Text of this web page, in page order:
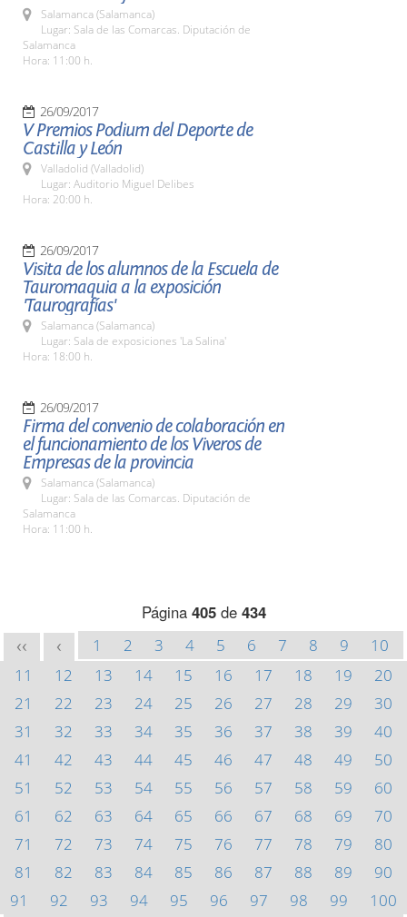
Salamanca (Salamanca)
Lugar: Sala de las Comarcas. Diputación de
Salamanca
Hora: 11:00 h.
26/09/2017
V Premios Podium del Deporte de
Castilla y León
Valladolid (Valladolid)
Lugar: Auditorio Miguel Delibes
Hora: 20:00 h.
26/09/2017
Visita de los alumnos de la Escuela de
Tauromaquia a la exposición
'Taurografías'
Salamanca (Salamanca)
Lugar: Sala de exposiciones 'La Salina'
Hora: 18:00 h.
26/09/2017
Firma del convenio de colaboración en
el funcionamiento de los Viveros de
Empresas de la provincia
Salamanca (Salamanca)
Lugar: Sala de las Comarcas. Diputación de
Salamanca
Hora: 11:00 h.
Página 405de 434
<< < 1 2 3 4 5 6 7 8 9
10
11
12 13 14 15 16 17 18 19
20
21
22 23 24 25 26 27 28 29
30
31
32 33 34 35 36 37 38 39
40
41
42 43 44 45 46 47 48 49
50
51
52 53 54 55 56 57 58 59
60
61
62 63 64 65 66 67 68 69
70
71
72 73 74 75 76 77 78 79
80
81
82 83 84 85 86 87 88 89
90
91
92 93 94 95 96 97 98 99
100